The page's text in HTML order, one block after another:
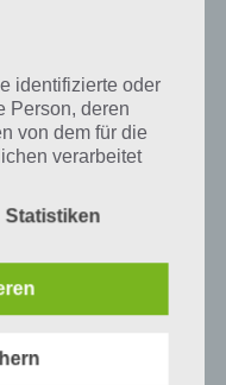
weiter ausbauen.
einen Kommentar
identifizierte oder
Person, deren
von dem für die
verarbeitet
oder ohne Hilfe
Vorgangsreihe im
Statistiken